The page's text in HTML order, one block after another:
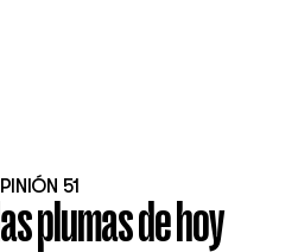
51
plumas de hoy